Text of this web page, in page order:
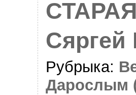
Сяргей
Рубрыка:
Дарослым